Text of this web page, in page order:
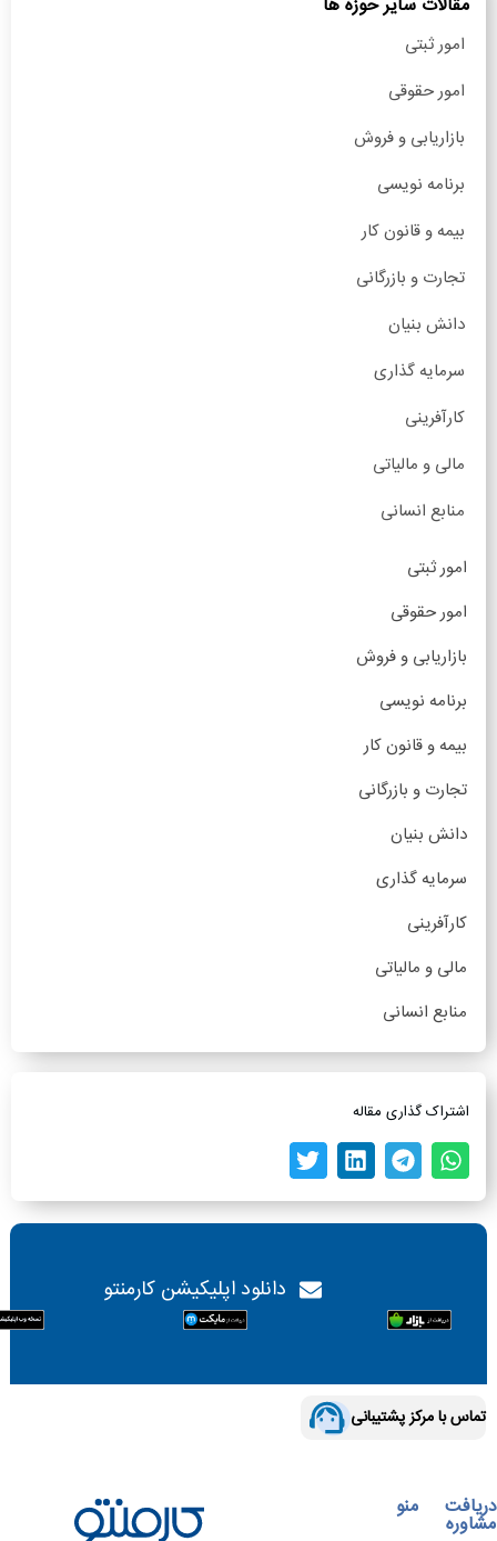
امور ثبتی
امور حقوقی
بازاریابی و فروش
برنامه نویسی
بیمه و قانون کار
تجارت و بازرگانی
دانش بنیان
سرمایه گذاری
کارآفرینی
مالی و مالیاتی
منابع انسانی
امور ثبتی
امور حقوقی
بازاریابی و فروش
برنامه نویسی
بیمه و قانون کار
تجارت و بازرگانی
دانش بنیان
سرمایه گذاری
کارآفرینی
مالی و مالیاتی
منابع انسانی
اشتراک گذاری مقاله
دانلود اپلیکیشن کارمنتو
تماس با مرکز پشتیبانی
دریافت
مشاوره
منو